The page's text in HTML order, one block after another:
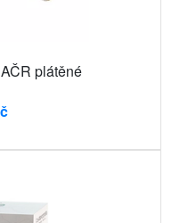
plátěné